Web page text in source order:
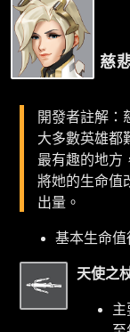
慈
開發者註解：
大多數英雄都
最有趣的地方
將她的生命值
出量。
基本生命值
天使之
主